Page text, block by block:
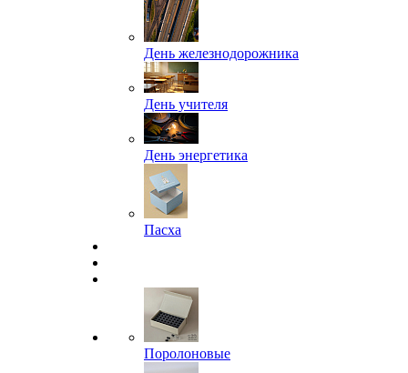
День железнодорожника
День учителя
День энергетика
Пасха
Поролоновые